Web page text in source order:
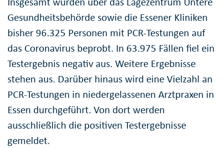
Gesundheitsbehörde sowie die Essener Kliniken
bisher 96.325 Personen mit PCR-Testungen auf
das Coronavirus beprobt. In 63.975 Fällen fiel ein
Testergebnis negativ aus. Weitere Ergebnisse
stehen aus. Darüber hinaus wird eine Vielzahl an
PCR-Testungen in niedergelassenen Arztpraxen in
Essen durchgeführt. Von dort werden
ausschließlich die positiven Testergebnisse
gemeldet.